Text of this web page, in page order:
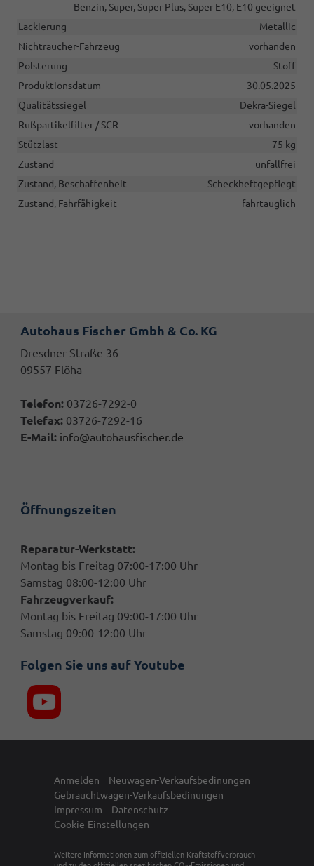
Benzin, Super, Super Plus, Super E10, E10 geeignet
Lackierung
Metallic
Nichtraucher-Fahrzeug
vorhanden
Polsterung
Stoff
Produktionsdatum
30.05.2025
Qualitätssiegel
Dekra-Siegel
Rußpartikelfilter / SCR
vorhanden
Stützlast
75 kg
Zustand
unfallfrei
Zustand, Beschaffenheit
Scheckheftgepflegt
Zustand, Fahrfähigkeit
fahrtauglich
Autohaus Fischer Gmbh & Co. KG
Dresdner Straße 36
09557 Flöha
Telefon: 03726-7292-0
Telefax: 03726-7292-16
E-Mail: info@autohausfischer.de
Öffnungszeiten
Reparatur-Werkstatt:
Montag bis Freitag 07:00-17:00 Uhr
Samstag 08:00-12:00 Uhr
Fahrzeugverkauf:
Montag bis Freitag 09:00-17:00 Uhr
Samstag 09:00-12:00 Uhr
Folgen Sie uns auf Youtube
Anmelden
Neuwagen-Verkaufsbedinungen
Gebrauchtwagen-Verkaufsbedinungen
Impressum
Datenschutz
Cookie-Einstellungen
Weitere Informationen zum offiziellen Kraftstoffverbrauch